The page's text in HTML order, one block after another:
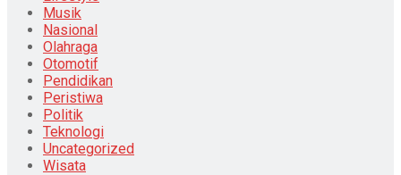
Musik
Nasional
Olahraga
Otomotif
Pendidikan
Peristiwa
Politik
Teknologi
Uncategorized
Wisata